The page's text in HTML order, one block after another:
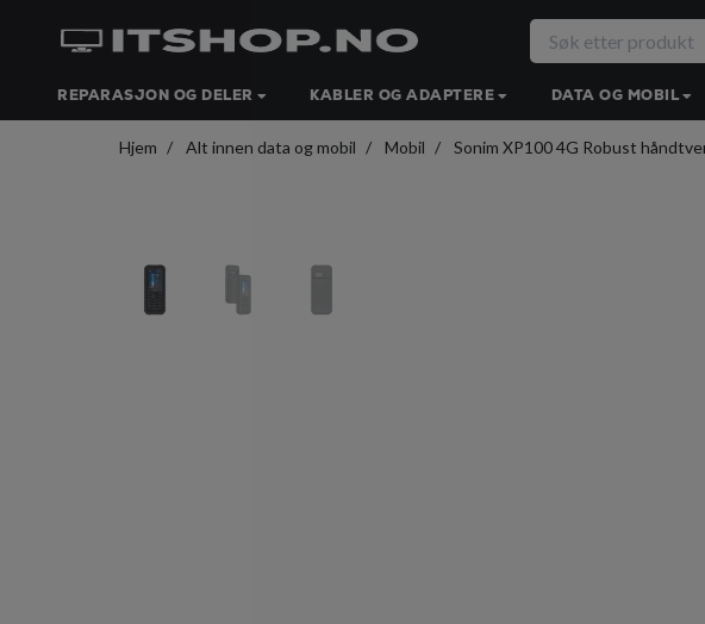
REPARASJON OG DELER KABLER OG ADAPTERE DATA OG MOBIL
Hjem Alt innen data og mobil Mobil Sonim XP100 4G Robust